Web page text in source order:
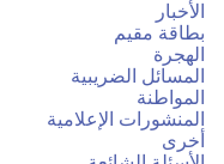
الأخبار
بطاقة مقيم
الهجرة
المسائل الضريبية
المواطنة
المنشورات الإعلامية
أخرى